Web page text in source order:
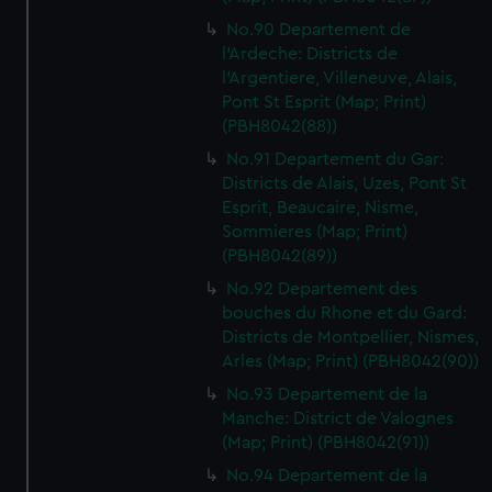
No.90 Departement de
l'Ardeche: Districts de
l'Argentiere, Villeneuve, Alais,
Pont St Esprit (Map; Print)
(PBH8042(88))
No.91 Departement du Gar:
Districts de Alais, Uzes, Pont St
Esprit, Beaucaire, Nisme,
Sommieres (Map; Print)
(PBH8042(89))
No.92 Departement des
bouches du Rhone et du Gard:
Districts de Montpellier, Nismes,
Arles (Map; Print) (PBH8042(90))
No.93 Departement de la
Manche: District de Valognes
(Map; Print) (PBH8042(91))
No.94 Departement de la